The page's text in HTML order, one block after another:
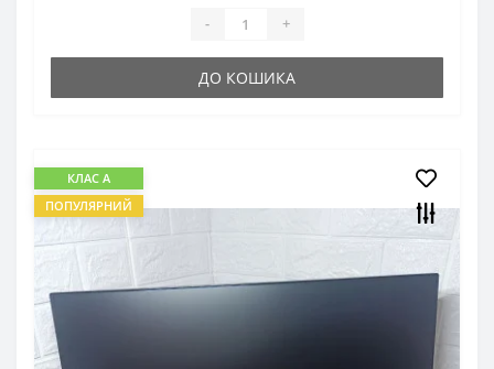
- +
ДО КОШИКА
КЛАС А
ПОПУЛЯРНИЙ